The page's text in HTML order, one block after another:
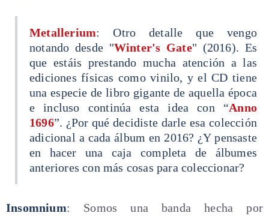
Metallerium: Otro detalle que vengo
notando desde "Winter's Gate" (2016). Es
que estáis prestando mucha atención a las
ediciones físicas como vinilo, y el CD tiene
una especie de libro gigante de aquella época
e incluso continúa esta idea con “Anno
1696”. ¿Por qué decidiste darle esa colección
adicional a cada álbum en 2016? ¿Y pensaste
en hacer una caja completa de álbumes
anteriores con más cosas para coleccionar?
Insomnium: Somos una banda hecha por